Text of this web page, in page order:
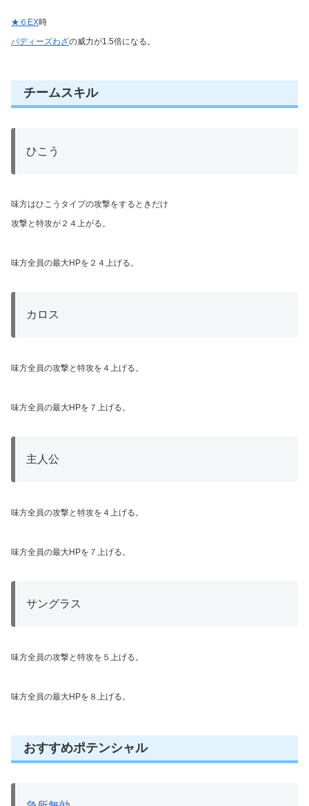
★６EX時
バディーズわざの威力が1.5倍になる。
チームスキル
ひこう
味方はひこうタイプの攻撃をするときだけ
攻撃と特攻が２４上がる。
味方全員の最大HPを２４上げる。
カロス
味方全員の攻撃と特攻を４上げる。
味方全員の最大HPを７上げる。
主人公
味方全員の攻撃と特攻を４上げる。
味方全員の最大HPを７上げる。
サングラス
味方全員の攻撃と特攻を５上げる。
味方全員の最大HPを８上げる。
おすすめポテンシャル